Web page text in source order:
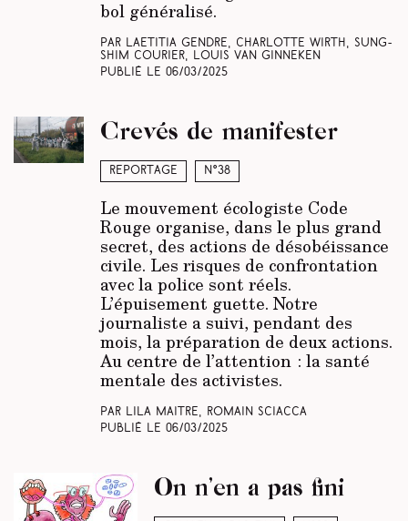
bol généralisé.
Par Laetitia Gendre, Charlotte Wirth, Sung-
Shim Courier, Louis Van Ginneken
Publié le 06/03/2025
Reportage N°38
Crevés de manifester
Le mouvement écologiste Code
Rouge organise, dans le plus grand
secret, des actions de désobéissance
civile. Les risques de confrontation
avec la police sont réels.
L’épuisement guette. Notre
journaliste a suivi, pendant des
mois, la préparation de deux actions.
Au centre de l’attention : la santé
mentale des activistes.
Par Lila Maitre, Romain Sciacca
Publié le 06/03/2025
On n’en a pas fini